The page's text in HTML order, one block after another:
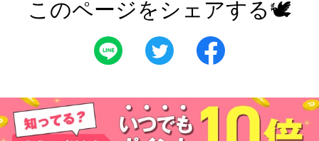
このページをシェアする🕊